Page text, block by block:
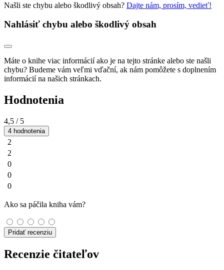
Našli ste chybu alebo škodlivý obsah? Dajte nám, prosím, vedieť!
Nahlásiť chybu alebo škodlivý obsah
Máte o knihe viac informácií ako je na tejto stránke alebo ste našli
chybu? Budeme vám veľmi vďační, ak nám pomôžete s doplnením
informácií na našich stránkach.
Hodnotenia
4,5 / 5
4 hodnotenia
2
2
0
0
0
Ako sa páčila kniha vám?
Pridať recenziu
Recenzie čitateľov